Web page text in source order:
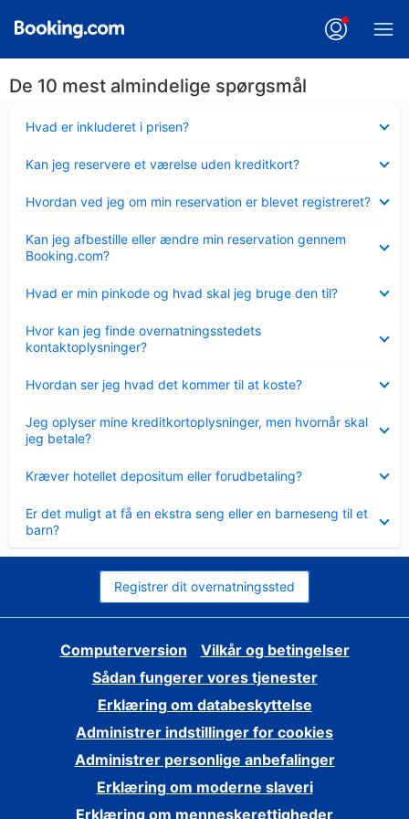
De 10 mest almindelige spørgsmål
Hvad er inkluderet i prisen?
Kan jeg reservere et værelse uden kreditkort?
Hvordan ved jeg om min reservation er blevet registreret?
Kan jeg afbestille eller ændre min reservation gennem
Booking.com?
Hvad er min pinkode og hvad skal jeg bruge den til?
Hvor kan jeg finde overnatningsstedets
kontaktoplysninger?
Hvordan ser jeg hvad det kommer til at koste?
Jeg oplyser mine kreditkortoplysninger, men hvornår skal
jeg betale?
Kræver hotellet depositum eller forudbetaling?
Er det muligt at få en ekstra seng eller en barneseng til et
barn?
Registrer dit overnatningssted
Computerversion
Vilkår og betingelser
Sådan fungerer vores tjenester
Erklæring om databeskyttelse
Administrer indstillinger for cookies
Administrer personlige anbefalinger
Erklæring om moderne slaveri
Erklæring om menneskerettigheder